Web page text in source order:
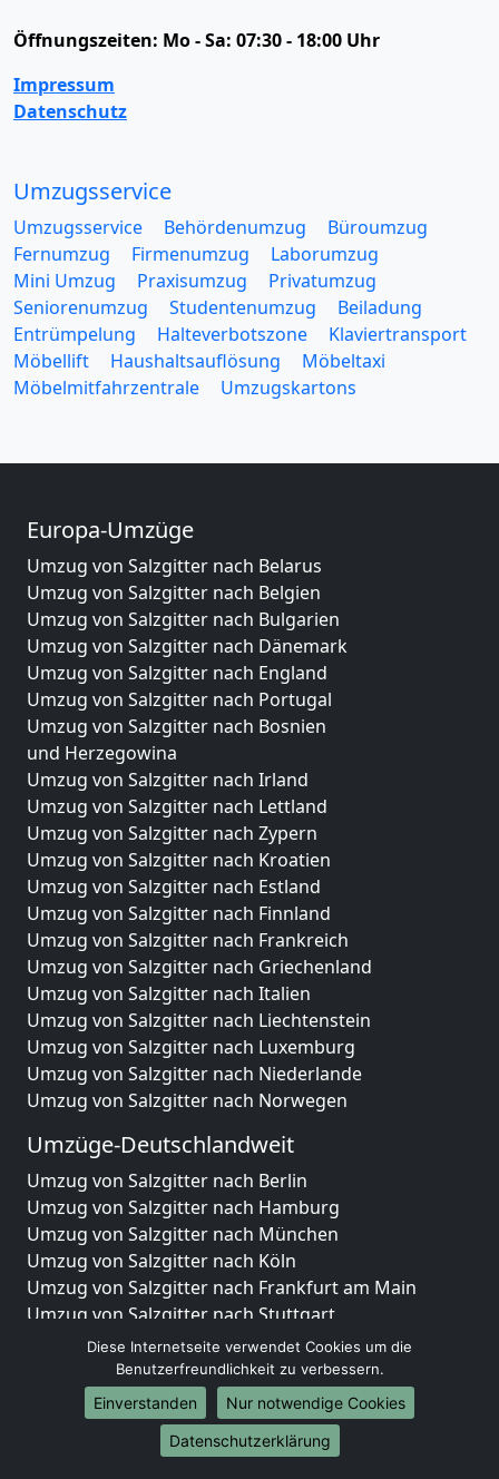
Öffnungszeiten: Mo - Sa: 07:30 - 18:00 Uhr
Impressum
Datenschutz
Umzugsservice
Umzugsservice Behördenumzug
Büroumzug
Fernumzug
Firmenumzug
Laborumzug
Mini Umzug
Praxisumzug
Privatumzug
Seniorenumzug
Studentenumzug
Beiladung
Entrümpelung
Halteverbotszone
Klaviertransport
Möbellift
Haushaltsauflösung
Möbeltaxi
Möbelmitfahrzentrale
Umzugskartons
Europa-Umzüge
Umzug von Salzgitter nach Belarus
Umzug von Salzgitter nach Belgien
Umzug von Salzgitter nach Bulgarien
Umzug von Salzgitter nach Dänemark
Umzug von Salzgitter nach England
Umzug von Salzgitter nach Portugal
Umzug von Salzgitter nach Bosnien
und Herzegowina
Umzug von Salzgitter nach Irland
Umzug von Salzgitter nach Lettland
Umzug von Salzgitter nach Zypern
Umzug von Salzgitter nach Kroatien
Umzug von Salzgitter nach Estland
Umzug von Salzgitter nach Finnland
Umzug von Salzgitter nach Frankreich
Umzug von Salzgitter nach Griechenland
Umzug von Salzgitter nach Italien
Umzug von Salzgitter nach Liechtenstein
Umzug von Salzgitter nach Luxemburg
Umzug von Salzgitter nach Niederlande
Umzug von Salzgitter nach Norwegen
Umzüge-Deutschlandweit
Umzug von Salzgitter nach Berlin
Umzug von Salzgitter nach Hamburg
Umzug von Salzgitter nach München
Umzug von Salzgitter nach Köln
Umzug von Salzgitter nach Frankfurt am Main
Umzug von Salzgitter nach Stuttgart
Umzug von Salzgitter nach Düsseldorf
Umzug von Salzgitter nach Leipzig
Umzug von Salzgitter nach Dortmund
Umzug von Salzgitter nach Essen
Umzug von Salzgitter nach Bremen
Diese Internetseite verwendet Cookies um die
Benutzerfreundlichkeit zu verbessern.
Einverstanden
Nur notwendige Cookies
Datenschutzerklärung